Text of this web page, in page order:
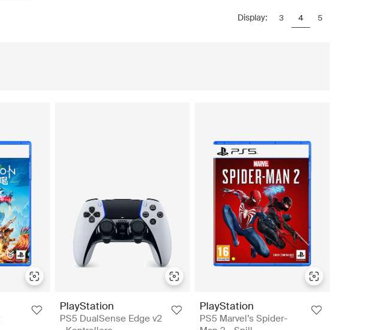
Display: 3 4 5
PlayStation
PS5 DualSense Edge v2
PlayStation
PS5 Marvel’s Spider-